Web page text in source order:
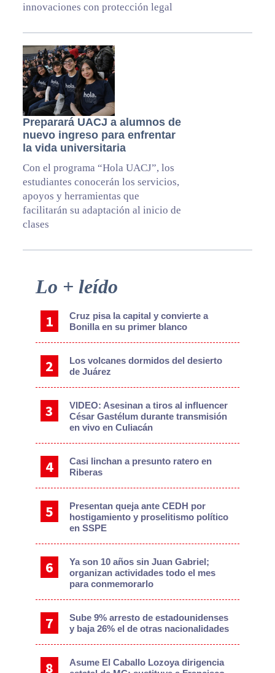
innovaciones con protección legal
Preparará UACJ a alumnos de
nuevo ingreso para enfrentar
la vida universitaria
Con el programa “Hola UACJ”, los
estudiantes conocerán los servicios,
apoyos y herramientas que
facilitarán su adaptación al inicio de
clases
Primary
Lo + leído
Cruz pisa la capital y convierte a
Bonilla en su primer blanco
Los volcanes dormidos del desierto
de Juárez
VIDEO: Asesinan a tiros al influencer
César Gastélum durante transmisión
en vivo en Culiacán
Casi linchan a presunto ratero en
Riberas
Presentan queja ante CEDH por
hostigamiento y proselitismo político
en SSPE
Ya son 10 años sin Juan Gabriel;
organizan actividades todo el mes
para conmemorarlo
Sube 9% arresto de estadounidenses
y baja 26% el de otras nacionalidades
Asume El Caballo Lozoya dirigencia